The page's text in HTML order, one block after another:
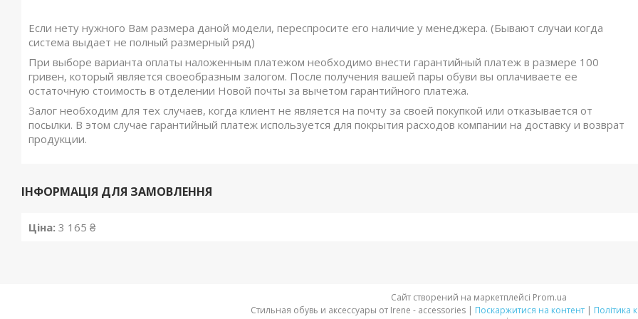
Если нету нужного Вам размера даной модели, переспросите его наличие у менеджера. (Бывают случаи когда
система выдает не полный размерный ряд)
При выборе варианта оплаты наложенным платежом необходимо внести гарантийный платеж в размере 100
гривен, который является своеобразным залогом. После получения вашей пары обуви вы оплачиваете ее
остаточную стоимость в отделении Новой почты за вычетом гарантийного платежа.
Залог необходим для тех случаев, когда клиент не является на почту за своей покупкой или отказывается от
посылки. В этом случае гарантийный платеж используется для покрытия расходов компании на доставку и возврат
продукции.
ІНФОРМАЦІЯ ДЛЯ ЗАМОВЛЕННЯ
Ціна: 3 165 ₴
Сайт створений на маркетплейсі Prom.ua
Стильная обувь и аксессуары от Irene - accessories | Поскаржитися на контент | Політика